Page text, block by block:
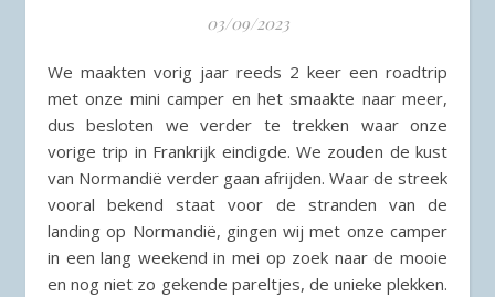
03/09/2023
We maakten vorig jaar reeds 2 keer een roadtrip
met onze mini camper en het smaakte naar meer,
dus besloten we verder te trekken waar onze
vorige trip in Frankrijk eindigde. We zouden de kust
van Normandië verder gaan afrijden. Waar de streek
vooral bekend staat voor de stranden van de
landing op Normandië, gingen wij met onze camper
in een lang weekend in mei op zoek naar de mooie
en nog niet zo gekende pareltjes, de unieke plekken.